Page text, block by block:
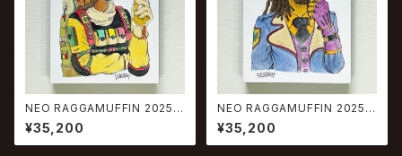
NEO RAGGAMUFFIN 2025 #
5
¥35,200
NEO RAGGAMUFFIN 2025 #
6
¥35,200